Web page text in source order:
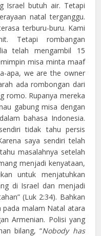
Israel butuh air. Tetapi
natal terganggu.
terburu-buru. Kami
Tetapi rombangan
telah mengambil 15
misa minta maaf
apa, we are the owner
ada rombongan dari
romo. Rupanya mereka
gabung misa dengan
bahasa Indonesia.
tidak tahu persis
saya sendiri telah
masalahnya setelah
menjadi kenyataan,
untuk menjatuhkan
di Israel dan menjadi
(Luk 2:34). Bahkan
pada malam Natal atara
Armenian. Polisi yang
bilang, “Nobody has